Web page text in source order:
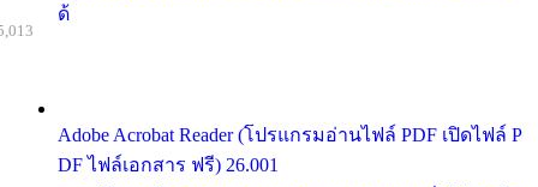
ด้
Adobe Acrobat Reader (โปรแกรมอ่านไฟล์ PDF เปิดไฟล์ P
DF ไฟล์เอกสาร ฟรี) 26.001